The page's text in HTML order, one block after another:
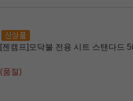
[젠캠프]모닥불 전용 시트 스탠다드
(품절)